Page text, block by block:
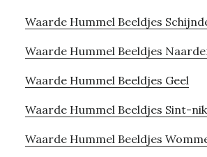
Waarde Hummel Beeldjes
Waarde Hummel Beeldjes
Waarde Hummel Beeldjes Geel
Waarde Hummel Beeldjes Sint-
Waarde Hummel Beeldjes